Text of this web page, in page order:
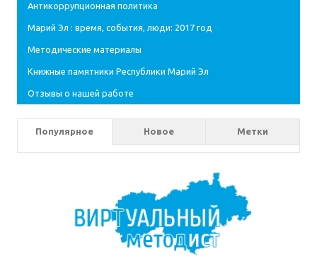
Антикоррупционная политика
Марий Эл : время, события, люди: 2017 год
Методические материалы
Книжные памятники Республики Марий Эл
Отзывы о нашей работе
Популярное Новое Метки